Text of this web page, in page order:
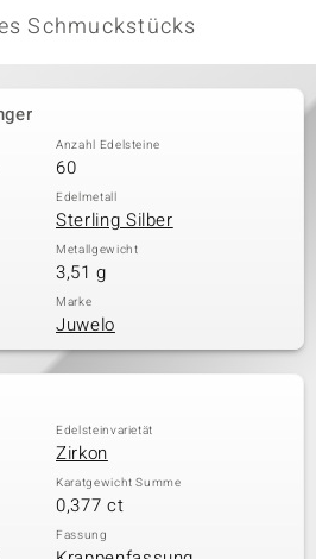
Schmuckstücks
Anzahl Edelsteine
60
Edelmetall
Sterling Silber
Metallgewicht
3,51 g
Marke
Juwelo
Edelsteinvarietät
Zirkon
Karatgewicht Summe
0,377 ct
Fassung